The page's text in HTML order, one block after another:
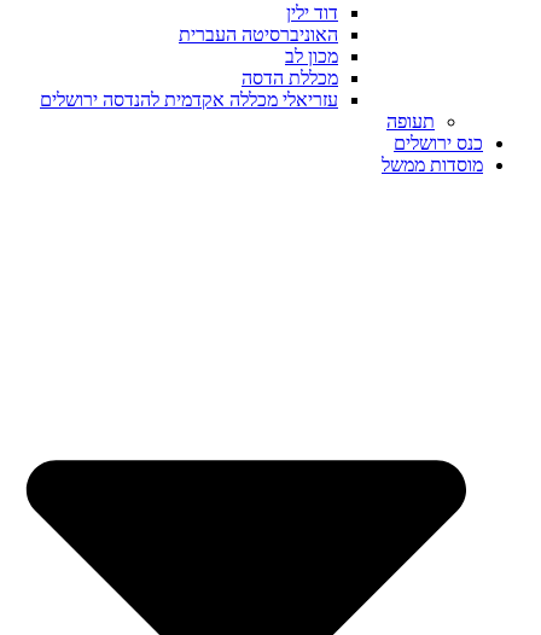
דוד ילין
האוניברסיטה העברית
מכון לב
מכללת הדסה
עזריאלי מכללה אקדמית להנדסה ירושלים
תעופה
כנס ירושלים
מוסדות ממשל